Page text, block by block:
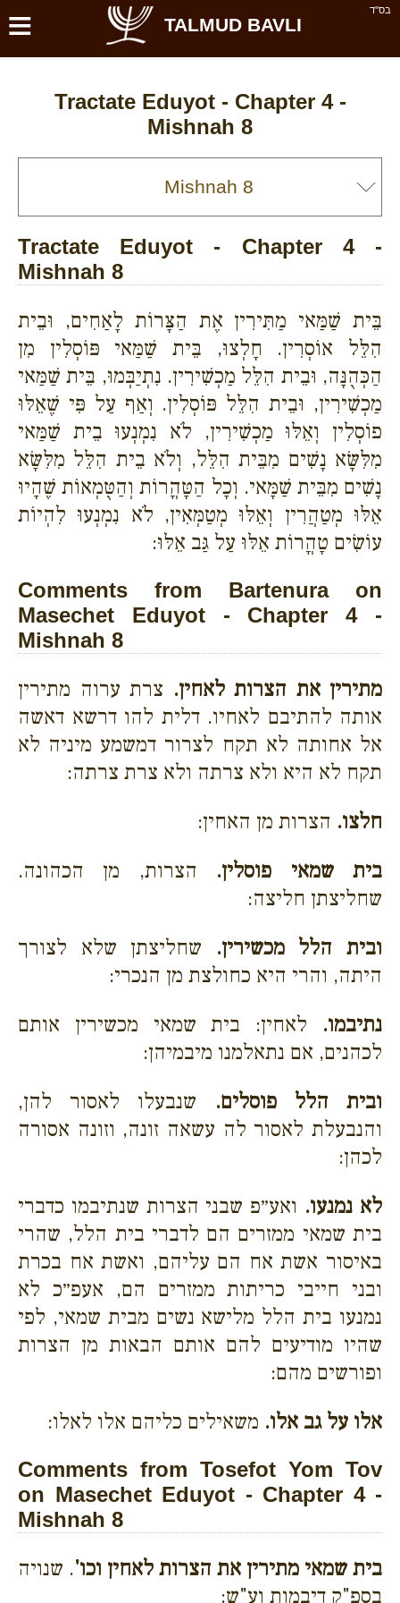
בס''ד ≡ TALMUD BAVLI
Tractate Eduyot - Chapter 4 -
Mishnah 8
Tractate Eduyot - Chapter 4 -
Mishnah 8
בֵּית שַׁמַּאי מַתִּירִין אֶת הַצָּרוֹת לָאַחִים, וּבֵית
הִלֵּל אוֹסְרִין. חָלְצוּ, בֵּית שַׁמַּאי פּוֹסְלִין מִן
הַכְּהֻנָּה, וּבֵית הִלֵּל מַכְשִׁירִין. נִתְיַבְּמוּ, בֵּית שַׁמַּאי
מַכְשִׁירִין, וּבֵית הִלֵּל פּוֹסְלִין. וְאַף עַל פִּי שֶׁאֵלּוּ
פוֹסְלִין וְאֵלּוּ מַכְשִׁירִין, לֹא נִמְנְעוּ בֵית שַׁמַּאי
מִלִּשָּׂא נָשִׁים מִבֵּית הִלֵּל, וְלֹא בֵית הִלֵּל מִלִּשָּׂא
נָשִׁים מִבֵּית שַׁמָּאי. וְכָל הַטָּהֳרוֹת וְהַטֻּמְאוֹת שֶׁהָיוּ
אֵלּוּ מְטַהֲרִין וְאֵלּוּ מְטַמְּאִין, לֹא נִמְנְעוּ לִהְיוֹת
עוֹשִׂים טָהֳרוֹת אֵלּוּ עַל גַּב אֵלּוּ:
Comments from Bartenura on
Masechet Eduyot - Chapter 4 -
Mishnah 8
מתירין את הצרות לאחין. צרת ערוה מתירין
אותה להתיבם לאחיו. דלית להו דרשא דאשה
אל אחותה לא תקח לצרור דמשמע מיניה לא
תקח לא היא ולא צרתה ולא צרת צרתה:
חלצו. הצרות מן האחין:
בית שמאי פוסלין. הצרות, מן הכהונה.
שחליצתן חליצה:
ובית הלל מכשירין. שחליצתן שלא לצורך
היתה, והרי היא כחולצת מן הנכרי:
נתיבמו. לאחין: בית שמאי מכשירין אותם
לכהנים, אם נתאלמנו מיבמיהן:
ובית הלל פוסלים. שנבעלו לאסור להן,
והנבעלת לאסור לה עשאה זונה, וזונה אסורה
לכהן:
לא נמנעו. ואע״פ שבני הצרות שנתיבמו כדברי
בית שמאי ממזרים הם לדברי בית הלל, שהרי
באיסור אשת אח הם עליהם, ואשת אח בכרת
ובני חייבי כריתות ממזרים הם, אעפ״כ לא
נמנעו בית הלל מלישא נשים מבית שמאי, לפי
שהיו מודיעים להם אותם הבאות מן הצרות
ופורשים מהם:
אלו על גב אלו. משאילים כליהם אלו לאלו:
Comments from Tosefot Yom Tov
on Masechet Eduyot - Chapter 4 -
Mishnah 8
בית שמאי מתירין את הצרות לאחין וכו'. שנויה
בספ"ק דיבמות וע"ש: